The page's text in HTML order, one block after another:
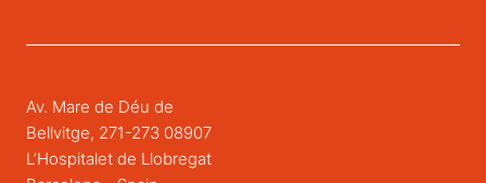
Av. Mare de Déu de
Bellvitge, 271-273 08907
L’Hospitalet de Llobregat